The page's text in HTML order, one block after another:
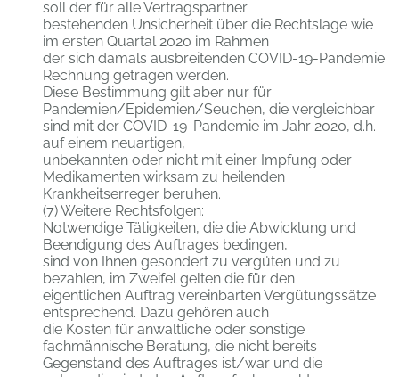
soll der für alle Vertragspartner
bestehenden Unsicherheit über die Rechtslage wie
im ersten Quartal 2020 im Rahmen
der sich damals ausbreitenden COVID-19-Pandemie
Rechnung getragen werden.
Diese Bestimmung gilt aber nur für
Pandemien/Epidemien/Seuchen, die vergleichbar
sind mit der COVID-19-Pandemie im Jahr 2020, d.h.
auf einem neuartigen,
unbekannten oder nicht mit einer Impfung oder
Medikamenten wirksam zu heilenden
Krankheitserreger beruhen.
(7) Weitere Rechtsfolgen:
Notwendige Tätigkeiten, die die Abwicklung und
Beendigung des Auftrages bedingen,
sind von Ihnen gesondert zu vergüten und zu
bezahlen, im Zweifel gelten die für den
eigentlichen Auftrag vereinbarten Vergütungssätze
entsprechend. Dazu gehören auch
die Kosten für anwaltliche oder sonstige
fachmännische Beratung, die nicht bereits
Gegenstand des Auftrages ist/war und die